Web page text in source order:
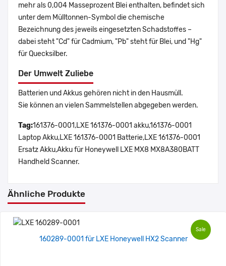
mehr als 0,004 Masseprozent Blei enthalten, befindet sich
unter dem Mülltonnen-Symbol die chemische
Bezeichnung des jeweils eingesetzten Schadstoffes –
dabei steht "Cd" für Cadmium, "Pb" steht für Blei, und "Hg"
für Quecksilber.
Der Umwelt Zuliebe
Batterien und Akkus gehören nicht in den Hausmüll.
Sie können an vielen Sammelstellen abgegeben werden.
Tag:161376-0001,LXE 161376-0001 akku,161376-0001
Laptop Akku,LXE 161376-0001 Batterie,LXE 161376-0001
Ersatz Akku,Akku für Honeywell LXE MX8 MX8A380BATT
Handheld Scanner.
Ähnliche Produkte
Sale
160289-0001 für LXE Honeywell HX2 Scanner